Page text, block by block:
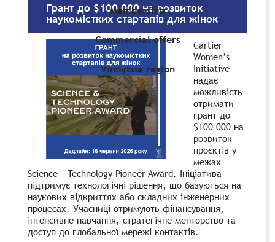
Membership
Commercial offers
Vinnytsia region
Грант до $100 000 на розвиток
наукомістких стартапів для жінок
Cartier
Women’s
Initiative
надає
можливість
отримати
грант до
$100 000 на
розвиток
проєктів у
межах
Science – Technology Pioneer Award. Ініціатива
підтримує технологічні рішення, що базуються на
наукових відкриттях або складних інженерних
процесах. Учасниці отримують фінансування,
інтенсивне навчання, стратегічне менторство та
доступ до глобальної мережі контактів.